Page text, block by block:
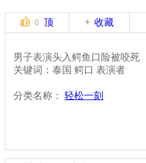
0 顶 收藏
男子表演头入鳄鱼口险被咬死
关键词：泰国 鳄口 表演者
分类名称： 轻松一刻